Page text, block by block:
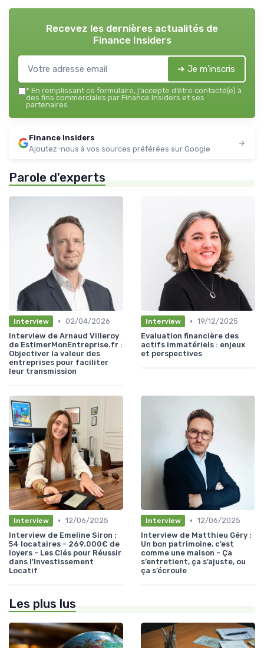
Recevez les dernières actualités de
Finance Insiders
➔ Je m'inscris
* En remplissant ce formulaire, j’accepte d’être contacté(e) à
des fins commerciales par Finance Insiders et ses
partenaires.
Finance Insiders
Ajoutez-nous à vos sources préférées sur Google
Parole d'experts
Interview • 02/04/2026
Interview de Arnaud Villeroy
de EstimerMonEntreprise.fr :
Objectiver la valeur des
entreprises pour faciliter
leur transmission
Interview • 19/12/2025
Evaluation financière des
actifs immatériels : enjeux
et perspectives
Interview • 12/06/2025
Interview de Emeline Siron :
54 locataires - 269.000€ de
loyers - Les Clés pour Réussir
dans l'Investissement
Locatif
Interview • 12/06/2025
Interview de Matthieu Géry :
Un bon patrimoine, c’est
comme une maison - Ça
s’entretient, ça s’ajuste, ou
ça s’écroule
Les plus lus